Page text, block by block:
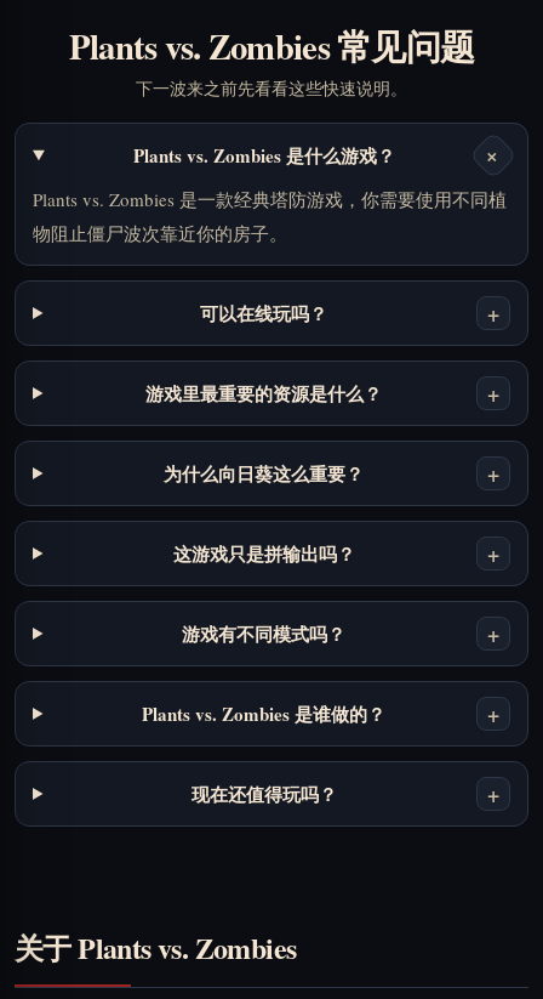
Plants vs. Zombies 常见问题
下一波来之前先看看这些快速说明。
Plants vs. Zombies 是什么游戏？ +
Plants vs. Zombies 是一款经典塔防游戏，你需要使用不同植
物阻止僵尸波次靠近你的房子。
可以在线玩吗？ +
游戏里最重要的资源是什么？ +
为什么向日葵这么重要？ +
这游戏只是拼输出吗？ +
游戏有不同模式吗？ +
Plants vs. Zombies 是谁做的？ +
现在还值得玩吗？ +
关于 Plants vs. Zombies